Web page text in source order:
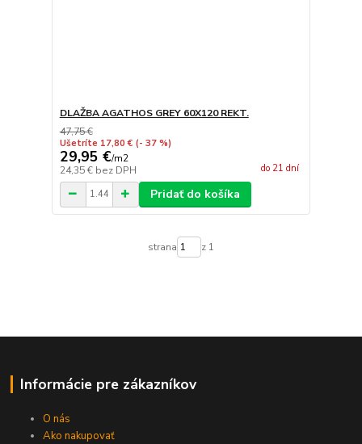
DLAŽBA AGATHOS GREY 60X120 REKT.
47,75 €
Ušetríte 17,80 € (- 37 %)
29,95 €/m2
24,35 € bez DPH do 21 dní
Pridať do košíka
strana z 1
Informácie pre zákazníkov
O nás
Ako nakupovať